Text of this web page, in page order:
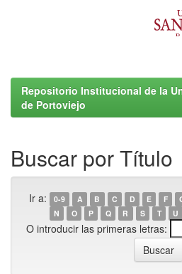
Repositorio Institucional de la
de Portoviejo
Buscar por Título
Ir a: 0-9 A B C D E F
N
O P Q R S T U
O introducir las primeras letras: